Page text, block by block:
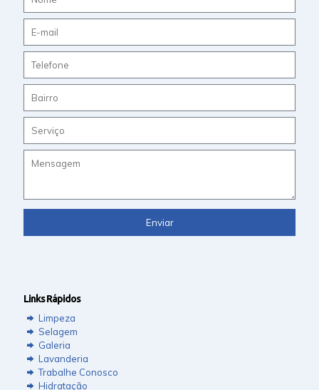
Links Rápidos
Limpeza
Selagem
Galeria
Lavanderia
Trabalhe Conosco
Hidratação